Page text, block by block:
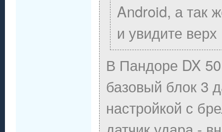
Android, а так
и увидите
В Пандоре DX
базовый блок 3
настройкой с